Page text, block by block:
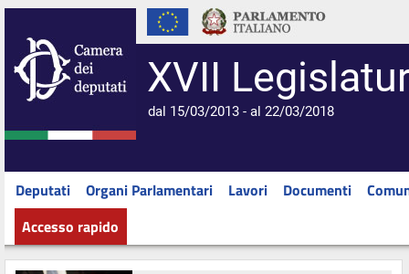
XVII
dal 15/03/2013 - al 22/03/2018
Deputati Organi Parlamentari Lavori Documenti
Accesso rapido